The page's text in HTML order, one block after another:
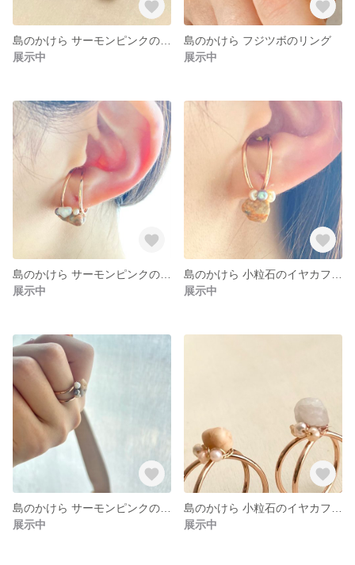
展示中
島のかけら フジツボのリング
展示中
展示中
展示中
展示中
展示中